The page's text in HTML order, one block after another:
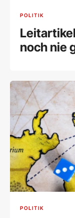
POLITIK
noch nie
POLITIK